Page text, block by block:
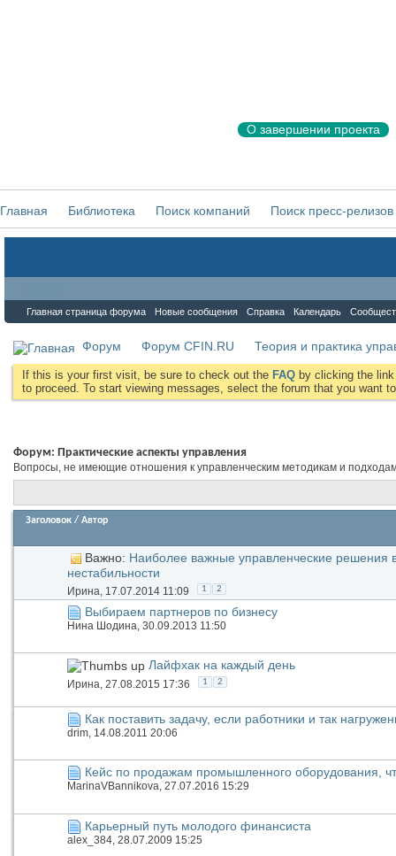
О завершении проекта
Главная Библиотека Поиск компаний Поиск пресс-релизов
Главная страница форума Новые сообщения Справка Календарь
Форум Форум CFIN.RU Теория и практика
If this is your first visit, be sure to check out the FAQ by clicking the
to proceed. To start viewing messages, select the forum that you want
Форум: Практические аспекты управления
Вопросы, не имеющие отношения к управленческим методикам и
Заголовок / Автор
Важно: Наиболее важные управленческие решения
нестабильности
Иринa, 17.07.2014 11:09 1 2
Выбираем партнеров по бизнесу
Нина Шодина, 30.09.2013 11:50
Лайфхак на каждый день
Иринa, 27.08.2015 17:36 1 2
Как поставить задачу, если работники и так
drim, 14.08.2011 20:06
Кейс по продажам промышленного оборудования,
MarinaVBannikova, 27.07.2016 15:29
Карьерный путь молодого финансиста
alex_384, 28.07.2009 15:25